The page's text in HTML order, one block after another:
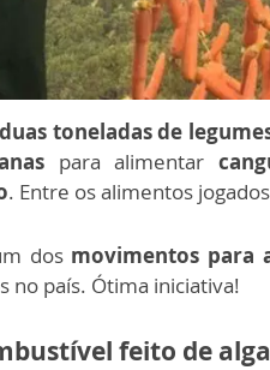
duas toneladas de
para alimentar
. Entre os alimentos
dos movimentos para
no país. Ótima iniciativa!
feito de